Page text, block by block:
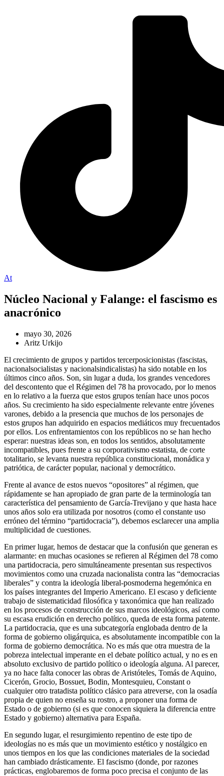
At
Núcleo Nacional y Falange: el fascismo es
anacrónico
mayo 30, 2026
Aritz Urkijo
El crecimiento de grupos y partidos tercerposicionistas (fascistas,
nacionalsocialistas y nacionalsindicalistas) ha sido notable en los
últimos cinco años. Son, sin lugar a duda, los grandes vencedores
del descontento que el Régimen del 78 ha provocado, por lo menos
en lo relativo a la fuerza que estos grupos tenían hace unos pocos
años. Su crecimiento ha sido especialmente relevante entre jóvenes
varones, debido a la presencia que muchos de los personajes de
estos grupos han adquirido en espacios mediáticos muy frecuentados
por ellos. Los enfrentamientos con los repúblicos no se han hecho
esperar: nuestras ideas son, en todos los sentidos, absolutamente
incompatibles, pues frente a su corporativismo estatista, de corte
totalitario, se levanta nuestra república constitucional, monádica y
patriótica, de carácter popular, nacional y democrático.
Frente al avance de estos nuevos “opositores” al régimen, que
rápidamente se han apropiado de gran parte de la terminología tan
característica del pensamiento de García-Trevijano y que hasta hace
unos años solo era utilizada por nosotros (como el constante uso
erróneo del término “partidocracia”), debemos esclarecer una amplia
multiplicidad de cuestiones.
En primer lugar, hemos de destacar que la confusión que generan es
alarmante: en muchas ocasiones se refieren al Régimen del 78 como
una partidocracia, pero simultáneamente presentan sus respectivos
movimientos como una cruzada nacionalista contra las “democracias
liberales” y contra la ideología liberal-posmoderna hegemónica en
los países integrantes del Imperio Americano. El escaso y deficiente
trabajo de sistematicidad filosófica y taxonómica que han realizado
en los procesos de construcción de sus marcos ideológicos, así como
su escasa erudición en derecho político, queda de esta forma patente.
La partidocracia, que es una subcategoría englobada dentro de la
forma de gobierno oligárquica, es absolutamente incompatible con la
forma de gobierno democrática. No es más que otra muestra de la
pobreza intelectual imperante en el debate político actual, y no es en
absoluto exclusivo de partido político o ideología alguna. Al parecer,
ya no hace falta conocer las obras de Aristóteles, Tomás de Aquino,
Cicerón, Grocio, Bossuet, Bodin, Montesquieu, Constant o
cualquier otro tratadista político clásico para atreverse, con la osadía
propia de quien no enseña su rostro, a proponer una forma de
Estado o de gobierno (si es que conocen siquiera la diferencia entre
Estado y gobierno) alternativa para España.
En segundo lugar, el resurgimiento repentino de este tipo de
ideologías no es más que un movimiento estético y nostálgico en
unos tiempos en los que las condiciones materiales de la sociedad
han cambiado drásticamente. El fascismo (donde, por razones
prácticas, englobaremos de forma poco precisa el conjunto de las